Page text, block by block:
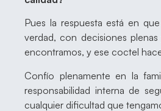
Pues la respuesta está en
verdad, con decisiones
encontramos, y ese coctel
Confío plenamente en la
responsabilidad interna de
cualquier dificultad que